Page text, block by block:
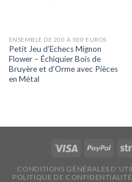
ENSEMBLE DE 200 À 500 EUROS
Petit Jeu d’Echecs Mignon
Flower – Échiquier Bois de
Bruyère et d’Orme avec Pièces
en Métal
CONDITIONS GÉNÉRALES
POLITIQUE DE